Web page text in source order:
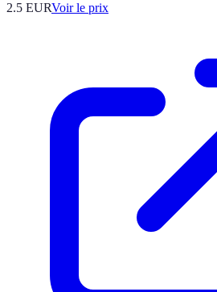
2.5 EURVoir le prix